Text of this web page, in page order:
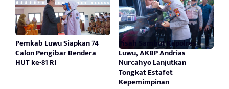
Pemkab Luwu Siapkan 74
Calon Pengibar Bendera
HUT ke-81 RI
Pisah Sambut Kapolres
Luwu, AKBP Andrias
Nurcahyo Lanjutkan
Tongkat Estafet
Kepemimpinan